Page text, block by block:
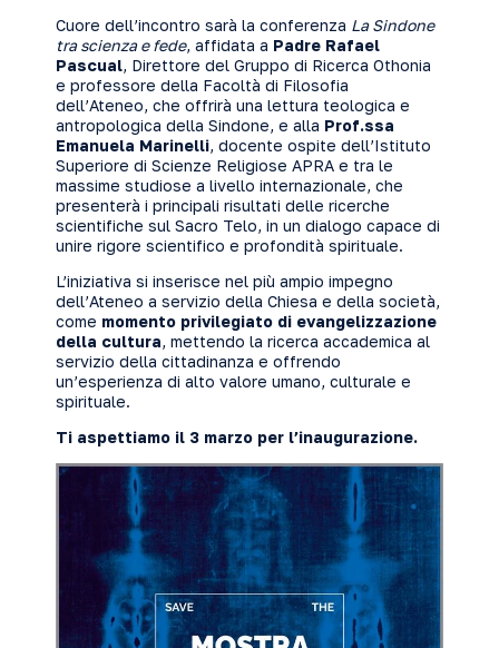
Cuore dell’incontro sarà la conferenza La Sindone
tra scienza e fede, affidata a Padre Rafael
Pascual, Direttore del Gruppo di Ricerca Othonia
e professore della Facoltà di Filosofia
dell’Ateneo, che offrirà una lettura teologica e
antropologica della Sindone, e alla Prof.ssa
Emanuela Marinelli, docente ospite dell’Istituto
Superiore di Scienze Religiose APRA e tra le
massime studiose a livello internazionale, che
presenterà i principali risultati delle ricerche
scientifiche sul Sacro Telo, in un dialogo capace di
unire rigore scientifico e profondità spirituale.
L’iniziativa si inserisce nel più ampio impegno
dell’Ateneo a servizio della Chiesa e della società,
come momento privilegiato di evangelizzazione
della cultura, mettendo la ricerca accademica al
servizio della cittadinanza e offrendo
un’esperienza di alto valore umano, culturale e
spirituale.
Ti aspettiamo il 3 marzo per l’inaugurazione.